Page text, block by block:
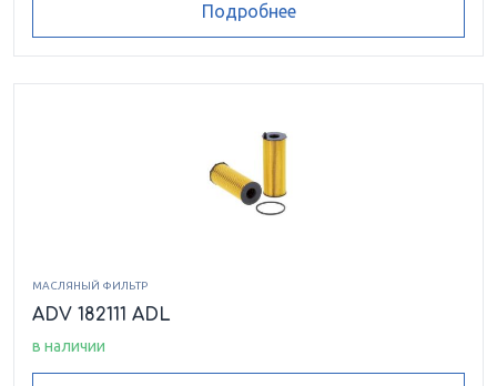
Подробнее
МАСЛЯНЫЙ ФИЛЬТР
ADV 182111 ADL
в наличии